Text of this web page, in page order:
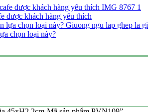
được khách hàng yêu thích
chọn loại này?